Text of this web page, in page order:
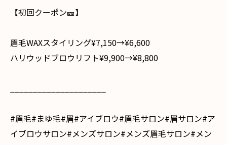
【初回クーポン🎫】
眉毛WAXスタイリング¥7,150→¥6,600
ハリウッドブロウリフト¥9,900→¥8,800
#眉毛#まゆ毛#眉#アイブロウ#眉毛サロン#眉サロン#ア
イブロウサロン#メンズサロン#メンズ眉毛サロン#メン